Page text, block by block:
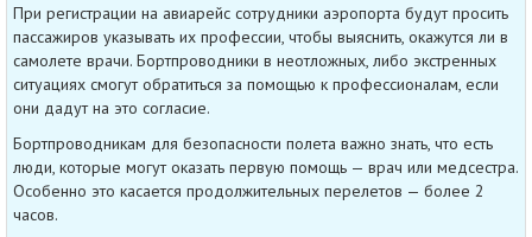
При регистрации на авиарейс сотрудники аэропорта будут просить
пассажиров указывать их профессии, чтобы выяснить, окажутся ли в
самолете врачи. Бортпроводники в неотложных, либо экстренных
ситуациях смогут обратиться за помощью к профессионалам, если
они дадут на это согласие.
Бортпроводникам для безопасности полета важно знать, что есть
люди, которые могут оказать первую помощь — врач или медсестра.
Особенно это касается продолжительных перелетов — более 2
часов.